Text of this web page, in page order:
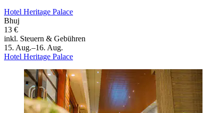
Hotel Heritage Palace
Bhuj
13 €
inkl. Steuern & Gebühren
15. Aug.–16. Aug.
Hotel Heritage Palace